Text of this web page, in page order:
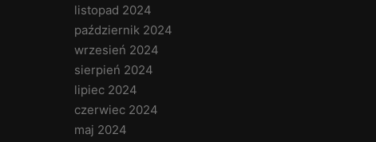
listopad 2024
październik 2024
wrzesień 2024
sierpień 2024
lipiec 2024
czerwiec 2024
maj 2024